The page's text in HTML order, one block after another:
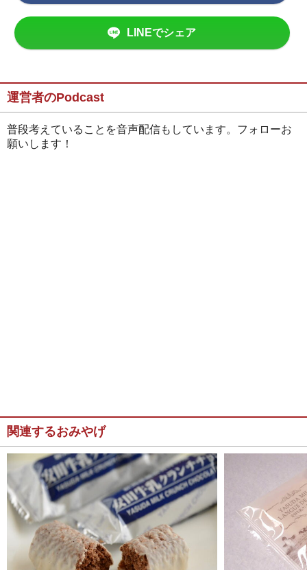
LINEでシェア
運営者のPodcast
普段考えていることを音声配信もしています。フォローお
願いします！
関連するおみやげ